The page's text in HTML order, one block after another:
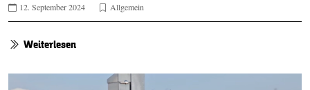
12. September 2024 Allgemein
Weiterlesen